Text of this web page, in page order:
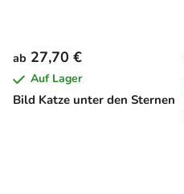
Bild Katze unter den Sternen
ab 27,70 €
Auf Lager